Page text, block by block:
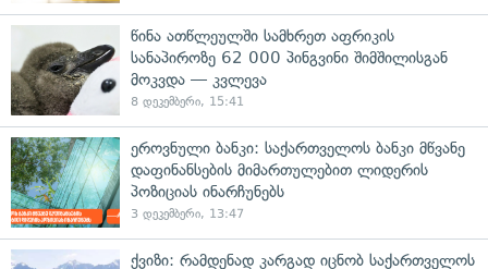
წინა ათწლეულში სამხრეთ აფრიკის
სანაპიროზე 62 000 პინგვინი შიმშილისგან
მოკვდა — კვლევა
8 დეკემბერი, 15:41
ეროვნული ბანკი: საქართველოს ბანკი მწვანე
დაფინანსების მიმართულებით ლიდერის
პოზიციას ინარჩუნებს
3 დეკემბერი, 13:47
ქვიზი: რამდენად კარგად იცნობ საქართველოს